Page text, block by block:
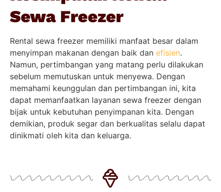
Sewa Freezer
Rental sewa freezer memiliki manfaat besar dalam
menyimpan makanan dengan baik dan efisien.
Namun, pertimbangan yang matang perlu dilakukan
sebelum memutuskan untuk menyewa. Dengan
memahami keunggulan dan pertimbangan ini, kita
dapat memanfaatkan layanan sewa freezer dengan
bijak untuk kebutuhan penyimpanan kita. Dengan
demikian, produk segar dan berkualitas selalu dapat
dinikmati oleh kita dan keluarga.